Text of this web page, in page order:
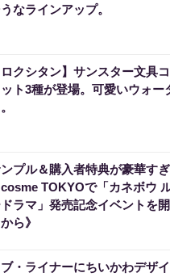
なラインアップ。
ロクシタン】サンスター文具
ト3種が登場。可愛いウォー
プル＆購入者特典が豪華すぎ
TOKYOで「カネボウ
ラマ」発売記念イベントを
ら》
・ライナーにちいかわデザイ